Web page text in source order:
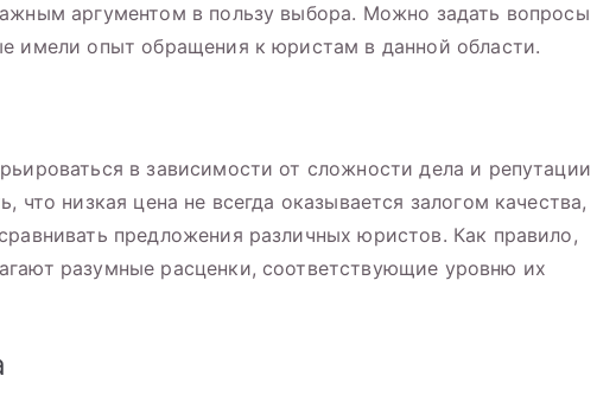
аргументом в пользу выбора. Можно задать вопросы
имели опыт обращения к юристам в данной области.
в зависимости от сложности дела и репутации
что низкая цена не всегда оказывается залогом качества,
предложения различных юристов. Как правило,
разумные расценки, соответствующие уровню их